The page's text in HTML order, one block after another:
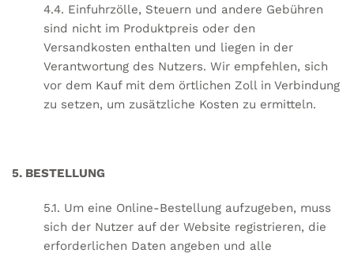
4.4. Einfuhrzölle, Steuern und andere Gebühren
sind nicht im Produktpreis oder den
Versandkosten enthalten und liegen in der
Verantwortung des Nutzers. Wir empfehlen, sich
vor dem Kauf mit dem örtlichen Zoll in Verbindung
zu setzen, um zusätzliche Kosten zu ermitteln.
5. BESTELLUNG
5.1. Um eine Online-Bestellung aufzugeben, muss
sich der Nutzer auf der Website registrieren, die
erforderlichen Daten angeben und alle